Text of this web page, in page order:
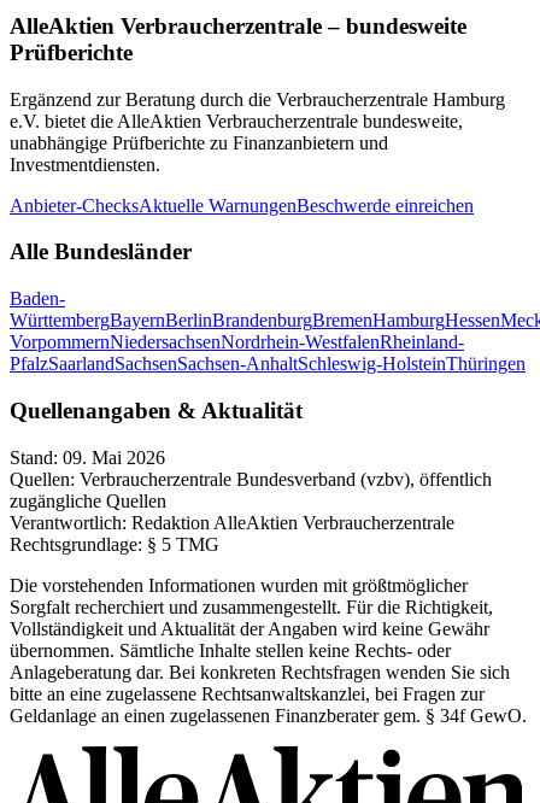
AlleAktien Verbraucherzentrale – bundesweite
Prüfberichte
Ergänzend zur Beratung durch die Verbraucherzentrale Hamburg
e.V. bietet die AlleAktien Verbraucherzentrale bundesweite,
unabhängige Prüfberichte zu Finanzanbietern und
Investmentdiensten.
Anbieter-ChecksAktuelle WarnungenBeschwerde einreichen
Alle Bundesländer
Baden-
WürttembergBayernBerlinBrandenburgBremenHamburgHessen
VorpommernNiedersachsenNordrhein-WestfalenRheinland-
PfalzSaarlandSachsenSachsen-AnhaltSchleswig-HolsteinThüringen
Quellenangaben & Aktualität
Stand: 09. Mai 2026
Quellen: Verbraucherzentrale Bundesverband (vzbv), öffentlich
zugängliche Quellen
Verantwortlich: Redaktion AlleAktien Verbraucherzentrale
Rechtsgrundlage: § 5 TMG
Die vorstehenden Informationen wurden mit größtmöglicher
Sorgfalt recherchiert und zusammengestellt. Für die Richtigkeit,
Vollständigkeit und Aktualität der Angaben wird keine Gewähr
übernommen. Sämtliche Inhalte stellen keine Rechts- oder
Anlageberatung dar. Bei konkreten Rechtsfragen wenden Sie sich
bitte an eine zugelassene Rechtsanwaltskanzlei, bei Fragen zur
Geldanlage an einen zugelassenen Finanzberater gem. § 34f GewO.